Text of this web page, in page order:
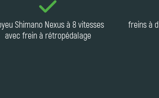
Shimano Nexus à 8 vitesses
avec frein à rétropédalage
freins à